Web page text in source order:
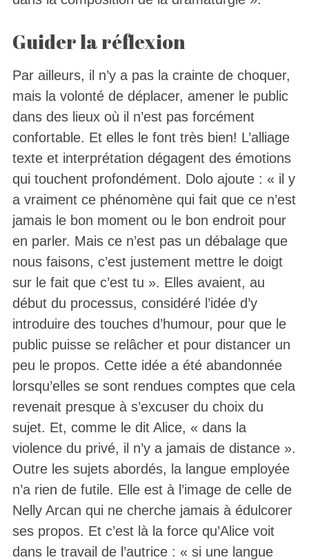
Guider la réflexion
Par ailleurs, il n’y a pas la crainte de choquer,
mais la volonté de déplacer, amener le public
dans des lieux où il n’est pas forcément
confortable. Et elles le font très bien! L’alliage
texte et interprétation dégagent des émotions
qui touchent profondément. Dolo ajoute : « il y
a vraiment ce phénomène qui fait que ce n’est
jamais le bon moment ou le bon endroit pour
en parler. Mais ce n’est pas un débalage que
nous faisons, c’est justement mettre le doigt
sur le fait que c’est tu ». Elles avaient, au
début du processus, considéré l’idée d’y
introduire des touches d’humour, pour que le
public puisse se relâcher et pour distancer un
peu le propos. Cette idée a été abandonnée
lorsqu’elles se sont rendues comptes que cela
revenait presque à s’excuser du choix du
sujet. Et, comme le dit Alice, « dans la
violence du privé, il n’y a jamais de distance ».
Outre les sujets abordés, la langue employée
n’a rien de futile. Elle est à l’image de celle de
Nelly Arcan qui ne cherche jamais à édulcorer
ses propos. Et c’est là la force qu’Alice voit
dans le travail de l’autrice : « si une langue